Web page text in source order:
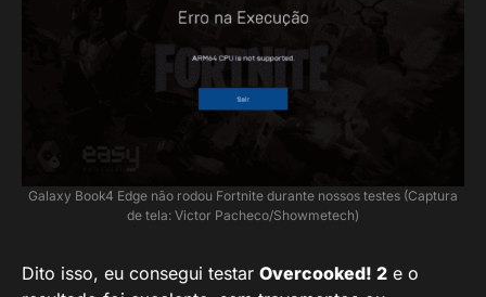
Galaxy Book4 Edge não rodou Fortnite durante nossos testes (Captura
de tela: Victor Pacheco/Showmetech)
Dito isso, eu consegui testar Overcooked! 2 e o